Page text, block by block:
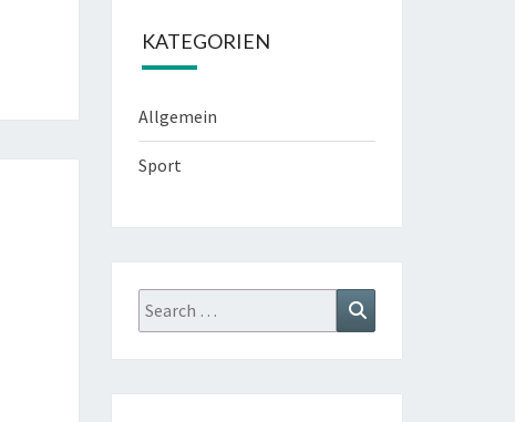
KATEGORIEN
Allgemein
Sport
Search
for: